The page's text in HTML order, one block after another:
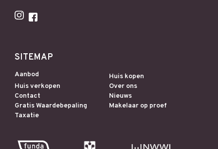
SITEMAP
Aanbod
Huis kopen
Huis verkopen
Over ons
Contact
Nieuws
Gratis Waardebepaling
Makelaar op proef
Taxatie